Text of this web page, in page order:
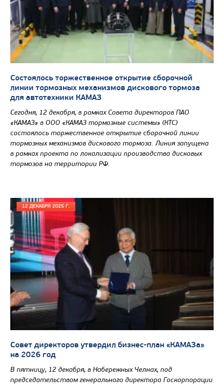
Состоялось торжественное открытие сборочной
линии тормозных механизмов дискового тормоза
для автотехники КАМАЗ
Сегодня, 12 декабря, в рамках Совета директоров ПАО
«КАМАЗ» в ООО «КАМАЗ тормозные системы» (КТС)
состоялось торжественное открытие сборочной линии
тормозных механизмов дискового тормоза. Линия запущена
в рамках проекта по локализации производства дисковых
тормозов на территории РФ.
12 ДЕКАБРЯ 2025 Г.
Совет директоров утвердил бизнес-план «КАМАЗа»
на 2026 год
В пятницу, 12 декабря, в Набережных Челнах, под
председательством генерального директора Госкорпорации